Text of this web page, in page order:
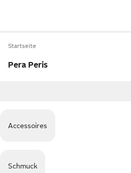
Startseite
Pera Peris
Accessoires
Schmuck